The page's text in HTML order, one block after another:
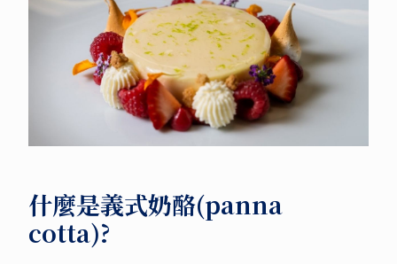
什麼是義式奶酪(panna
cotta)?